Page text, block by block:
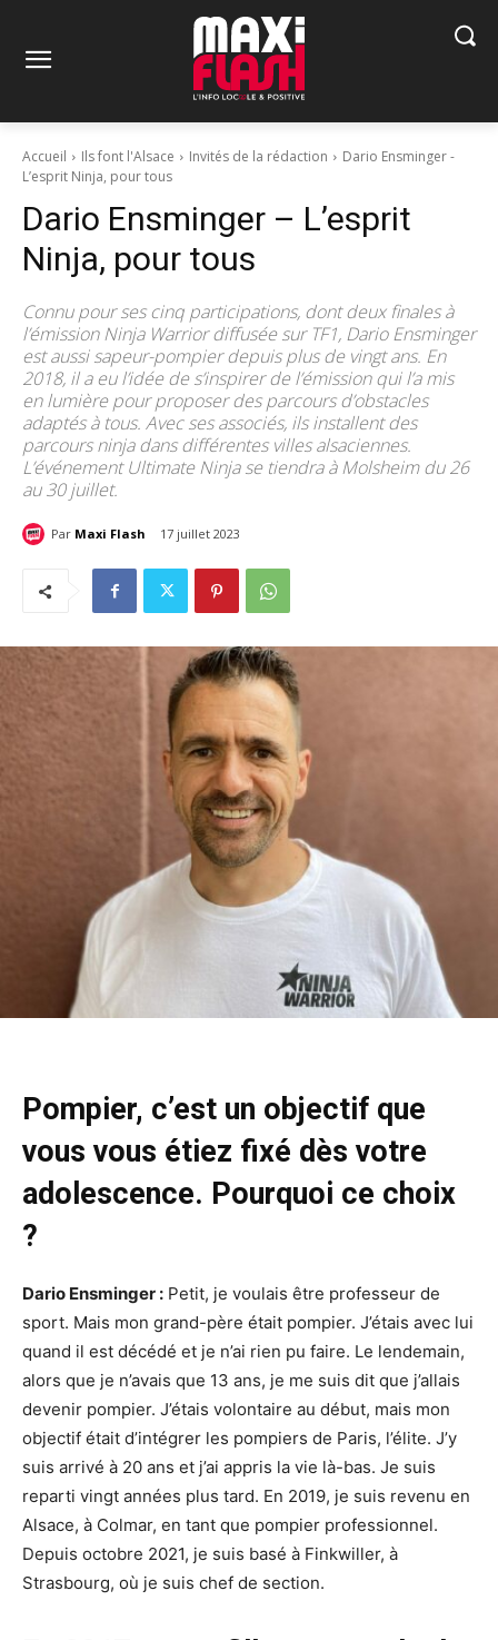
Accueil Ils font l'Alsace Invités de la rédaction
Dario Ensminger -
L’esprit Ninja, pour tous
Dario Ensminger – L’esprit
Ninja, pour tous
Connu pour ses cinq participations, dont deux finales à
l’émission Ninja Warrior diffusée sur TF1, Dario Ensminger
est aussi sapeur-pompier depuis plus de vingt ans. En
2018, il a eu l’idée de s’inspirer de l’émission qui l’a mis
en lumière pour proposer des parcours d’obstacles
adaptés à tous. Avec ses associés, ils installent des
parcours ninja dans différentes villes alsaciennes.
L’événement Ultimate Ninja se tiendra à Molsheim du 26
au 30 juillet.
Par Maxi Flash 17 juillet 2023
Pompier, c’est un objectif que
vous vous étiez fixé dès votre
adolescence. Pourquoi ce choix
?
Dario Ensminger : Petit, je voulais être professeur de
sport. Mais mon grand-père était pompier. J’étais avec lui
quand il est décédé et je n’ai rien pu faire. Le lendemain,
alors que je n’avais que 13 ans, je me suis dit que j’allais
devenir pompier. J’étais volontaire au début, mais mon
objectif était d’intégrer les pompiers de Paris, l’élite. J’y
suis arrivé à 20 ans et j’ai appris la vie là-bas. Je suis
reparti vingt années plus tard. En 2019, je suis revenu en
Alsace, à Colmar, en tant que pompier professionnel.
Depuis octobre 2021, je suis basé à Finkwiller, à
Strasbourg, où je suis chef de section.